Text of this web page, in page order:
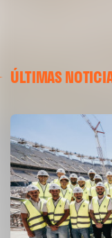
ÚLTIMAS